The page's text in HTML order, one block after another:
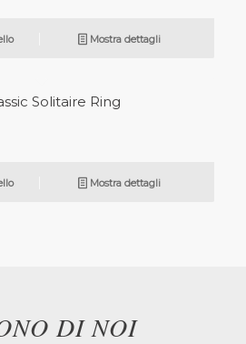
Mostra dettagli
Solitaire Ring
Mostra dettagli
DI NOI